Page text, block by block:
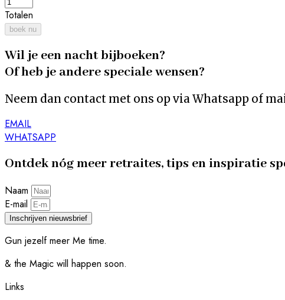
Totalen
boek nu
Wil je een nacht bijboeken?
Of heb je andere speciale wensen?
Neem dan contact met ons op via Whatsapp of
EMAIL
WHATSAPP
Ontdek nóg meer retraites, tips en inspiratie
Naam
E-mail
Inschrijven nieuwsbrief
Gun jezelf meer Me time.​
& the Magic will happen soon.
Links